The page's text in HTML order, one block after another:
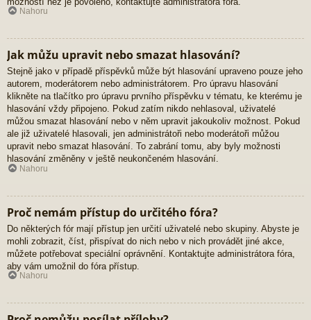
Nahoru
Jak můžu upravit nebo smazat hlasování?
Stejně jako v případě příspěvků může být hlasování upraveno pouze jeho
autorem, moderátorem nebo administrátorem. Pro úpravu hlasování
klikněte na tlačítko pro úpravu prvního příspěvku v tématu, ke kterému je
hlasování vždy připojeno. Pokud zatím nikdo nehlasoval, uživatelé
můžou smazat hlasování nebo v něm upravit jakoukoliv možnost. Pokud
ale již uživatelé hlasovali, jen administrátoři nebo moderátoři můžou
upravit nebo smazat hlasování. To zabrání tomu, aby byly možnosti
hlasování změněny v ještě neukončeném hlasování.
Nahoru
Proč nemám přístup do určitého fóra?
Do některých fór mají přístup jen určití uživatelé nebo skupiny. Abyste je
mohli zobrazit, číst, přispívat do nich nebo v nich provádět jiné akce,
můžete potřebovat speciální oprávnění. Kontaktujte administrátora fóra,
aby vám umožnil do fóra přístup.
Nahoru